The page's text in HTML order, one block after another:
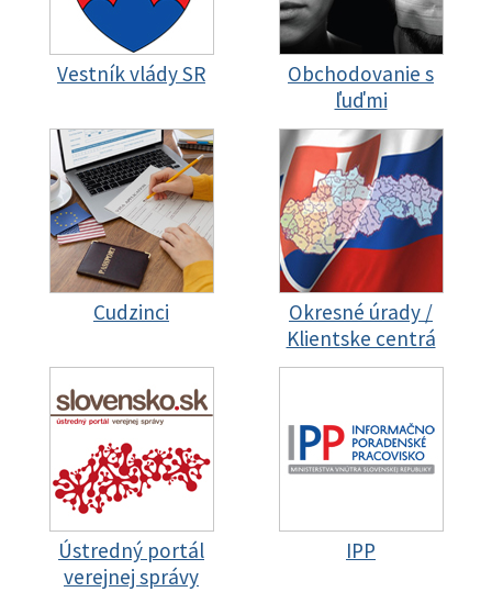
Vestník vlády SR
Obchodovanie s
ľuďmi
Cudzinci
Okresné úrady /
Klientske centrá
Ústredný portál
verejnej správy
IPP